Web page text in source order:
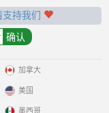
持我们
加拿大
美国
墨西哥